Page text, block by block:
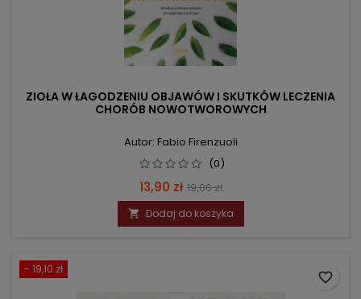
ZIOŁA W ŁAGODZENIU OBJAWÓW I SKUTKÓW LECZENIA
CHORÓB NOWOTWOROWYCH
Autor: Fabio Firenzuoli
(0)
Cena
13,90 zł Cena
podstawowa
19,00 zł
 Dodaj do koszyka
- 19,10 zł
favorite_border